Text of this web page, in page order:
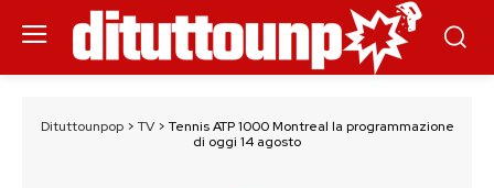
Dituttounpop> TV> Tennis ATP 1000 Montreal la programmazione
di oggi 14 agosto